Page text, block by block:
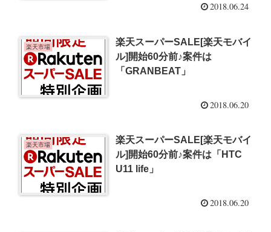
2018.06.24
楽天市場
楽天スーパーSALE[楽天モバイ
ル]開始60分前♪案件は
「GRANBEAT」
2018.06.20
楽天市場
楽天スーパーSALE[楽天モバイ
ル]開始60分前♪案件は「HTC
U11 life」
2018.06.20